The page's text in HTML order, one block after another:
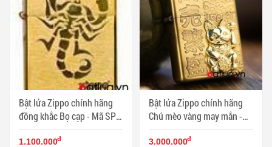
Bật lửa Zippo chính hãng
đồng khắc Bọ cạp - Mã SP:
BL10183
1.100.000đ
Bật lửa Zippo chính hãng
Chú mèo vàng may mắn -
Mã SP: BL10286
3.000.000đ